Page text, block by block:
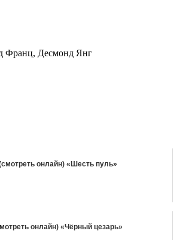
Франц, Десмонд Янг
онлайн) «Шесть пуль»
онлайн) «Чёрный цезарь»